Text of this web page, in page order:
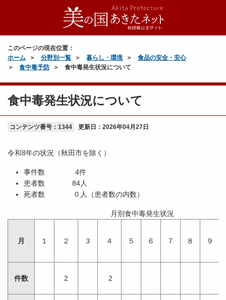
このページの現在位置：
ホーム
分野別一覧 暮らし・環境
食品の安全・安心
食中毒予防
食中毒発生状況について
食中毒発生状況について
コンテンツ番号：1344 更新日： 2026年04月27日
令和8年の状況（秋田市を除く）
事件数 4件
患者数 84人
死者数 ０人（患者数の内数）
月別食中毒発生状況
月 １ ２ ３ ４ ５ ６ ７ ８ ９
件数 2 2